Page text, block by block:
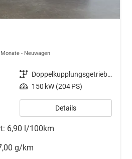
Neuwagen
Getriebe
Doppelkupplungsgetriebe (DSG)
Leistung 150 kW (204 PS)
Details
6,90 l/100km
g/km